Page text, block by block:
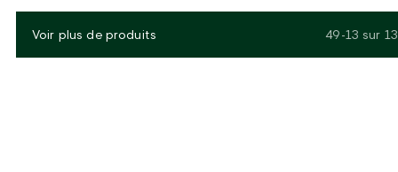
Voir plus de produits 49-13 sur 13